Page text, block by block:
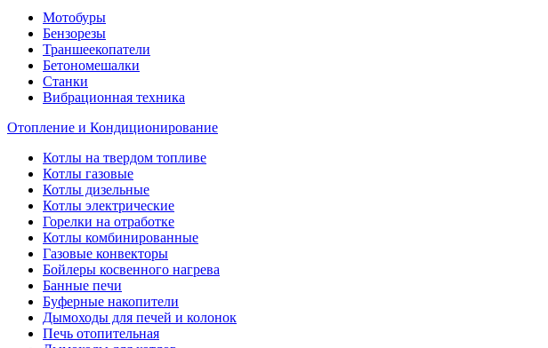
Мотобуры
Бензорезы
Траншеекопатели
Бетономешалки
Станки
Вибрационная техника
Отопление и Кондиционирование
Котлы на твердом топливе
Котлы газовые
Котлы дизельные
Котлы электрические
Горелки на отработке
Котлы комбинированные
Газовые конвекторы
Бойлеры косвенного нагрева
Банные печи
Буферные накопители
Дымоходы для печей и колонок
Печь отопительная